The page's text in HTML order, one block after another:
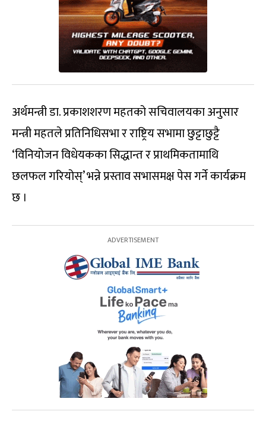
अर्थमन्त्री डा. प्रकाशशरण महतको सचिवालयका अनुसार
मन्त्री महतले प्रतिनिधिसभा र राष्ट्रिय सभामा छुट्टाछुट्टै
‘विनियोजन विधेयकका सिद्धान्त र प्राथमिकतामाथि
छलफल गरियोस्’ भन्ने प्रस्ताव सभासमक्ष पेस गर्ने कार्यक्रम
छ ।